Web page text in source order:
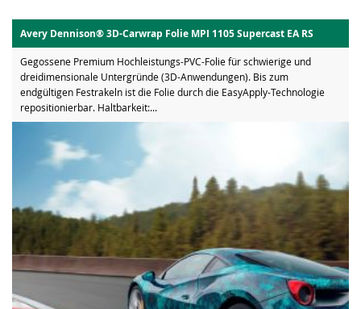
Avery Dennison® 3D-Carwrap Folie MPI 1105 Supercast EA RS
Gegossene Premium Hochleistungs-PVC-Folie für schwierige und
dreidimensionale Untergründe (3D-Anwendungen). Bis zum
endgültigen Festrakeln ist die Folie durch die EasyApply-Technologie
repositionierbar. Haltbarkeit:...